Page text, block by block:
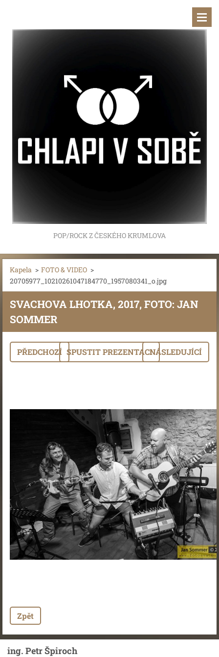
POP/ROCK Z ČESKÉHO KRUMLOVA
Kapela > FOTO & VIDEO >
20705977_10210261047184770_1957080341_o.jpg
SVACHOVA LHOTKA, 2017, FOTO: JAN
SOMMER
PŘEDCHOZÍ SPUSTIT PREZENTACINÁSLEDUJÍCÍ
Zpět
ing. Petr Špiroch